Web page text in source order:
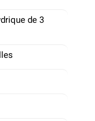
de 3